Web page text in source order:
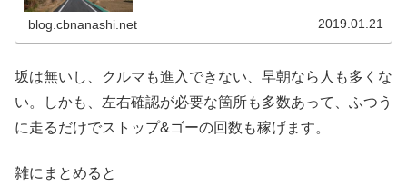
blog.cbnanashi.net 2019.01.21
坂は無いし、クルマも進入できない、早朝なら人も多くな
い。しかも、左右確認が必要な箇所も多数あって、ふつう
に走るだけでストップ&ゴーの回数も稼げます。
雑にまとめると